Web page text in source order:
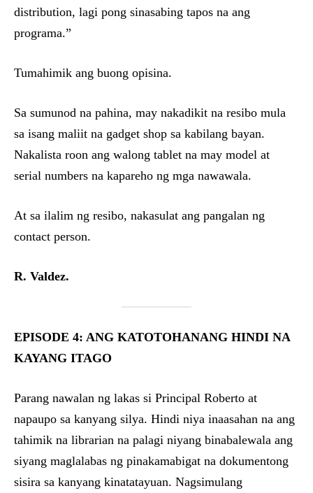
distribution, lagi pong sinasabing tapos na ang
programa.”
Tumahimik ang buong opisina.
Sa sumunod na pahina, may nakadikit na resibo mula
sa isang maliit na gadget shop sa kabilang bayan.
Nakalista roon ang walong tablet na may model at
serial numbers na kapareho ng mga nawawala.
At sa ilalim ng resibo, nakasulat ang pangalan ng
contact person.
R. Valdez.
EPISODE 4: ANG KATOTOHANANG HINDI NA
KAYANG ITAGO
Parang nawalan ng lakas si Principal Roberto at
napaupo sa kanyang silya. Hindi niya inaasahan na ang
tahimik na librarian na palagi niyang binabalewala ang
siyang maglalabas ng pinakamabigat na dokumentong
sisira sa kanyang kinatatayuan. Nagsimulang